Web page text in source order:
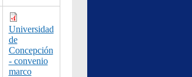
Universidad
de
Concepción
- convenio
marco